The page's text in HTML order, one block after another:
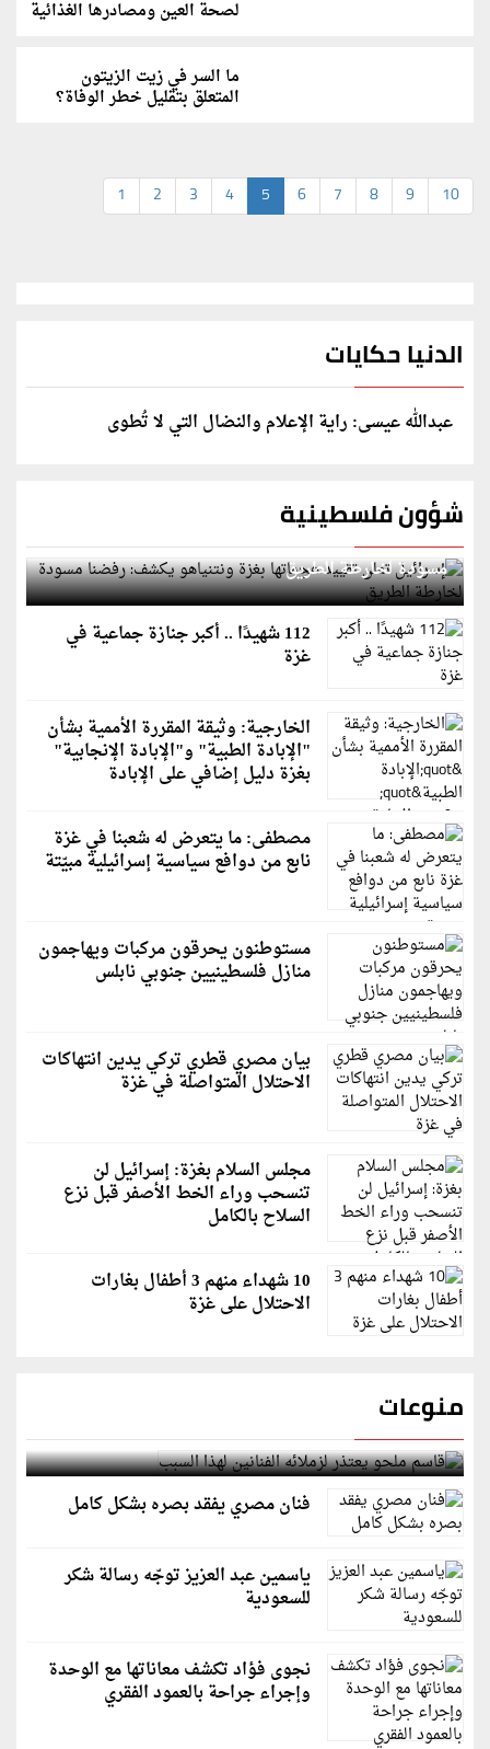
لصحة العين ومصادرها الغذائية
ما السر في زيت الزيتون
المتعلق بتقليل خطر الوفاة؟
1 2 3 4 5 6 7 8 9 10
الدنيا حكايات
عبدالله عيسى: راية الإعلام والنضال التي لا تُطوى
شؤون فلسطينية
إسرائيل تعلن تقييد هجماتها بغزة ونتنياهو يكشف: رفضنا
مسودة لخارطة الطريق
112 شهيدًا .. أكبر جنازة جماعية في
غزة
الخارجية: وثيقة المقررة الأممية بشأن
"الإبادة الطبية" و"الإبادة الإنجابية"
بغزة دليل إضافي على الإبادة
مصطفى: ما يتعرض له شعبنا في غزة
نابع من دوافع سياسية إسرائيلية مبيّتة
مستوطنون يحرقون مركبات ويهاجمون
منازل فلسطينيين جنوبي نابلس
بيان مصري قطري تركي يدين انتهاكات
الاحتلال المتواصلة في غزة
مجلس السلام بغزة: إسرائيل لن
تنسحب وراء الخط الأصفر قبل نزع
السلاح بالكامل
10 شهداء منهم 3 أطفال بغارات
الاحتلال على غزة
منوعات
قاسم ملحو يعتذر لزملائه الفنانين لهذا السبب
فنان مصري يفقد بصره بشكل كامل
ياسمين عبد العزيز توجّه رسالة شكر
للسعودية
نجوى فؤاد تكشف معاناتها مع الوحدة
وإجراء جراحة بالعمود الفقري